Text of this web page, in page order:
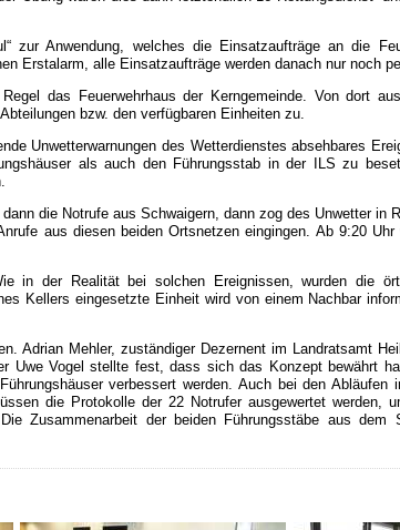
zur Anwendung, welches die Einsatzaufträge an die
Erstalarm, alle Einsatzaufträge werden danach nur noch
das Feuerwehrhaus der Kerngemeinde. Von dort
bzw. den verfügbaren Einheiten zu.
Unwetterwarnungen des Wetterdienstes absehbares
als auch den Führungsstab in der ILS zu
die Notrufe aus Schwaigern, dann zog des Unwetter in
aus diesen beiden Ortsnetzen eingingen. Ab 9:20 Uhr
in der Realität bei solchen Ereignissen, wurden die
Kellers eingesetzte Einheit wird von einem Nachbar
Adrian Mehler, zuständiger Dezernent im Landratsamt
Uwe Vogel stellte fest, dass sich das Konzept bewährt
verbessert werden. Auch bei den Abläufen
die Protokolle der 22 Notrufer ausgewertet werden,
Zusammenarbeit der beiden Führungsstäbe aus dem